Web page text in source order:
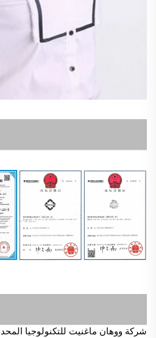
شركة ووهان ماغنيت للتكنولوجيا